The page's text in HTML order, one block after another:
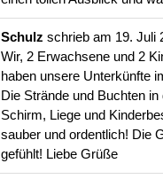
Schulz schrieb am 19. Juli
Wir, 2 Erwachsene und 2
haben unsere Unterkünfte
Die Strände und Buchten
Schirm, Liege und
sauber und ordentlich! Die
gefühlt! Liebe Grüße